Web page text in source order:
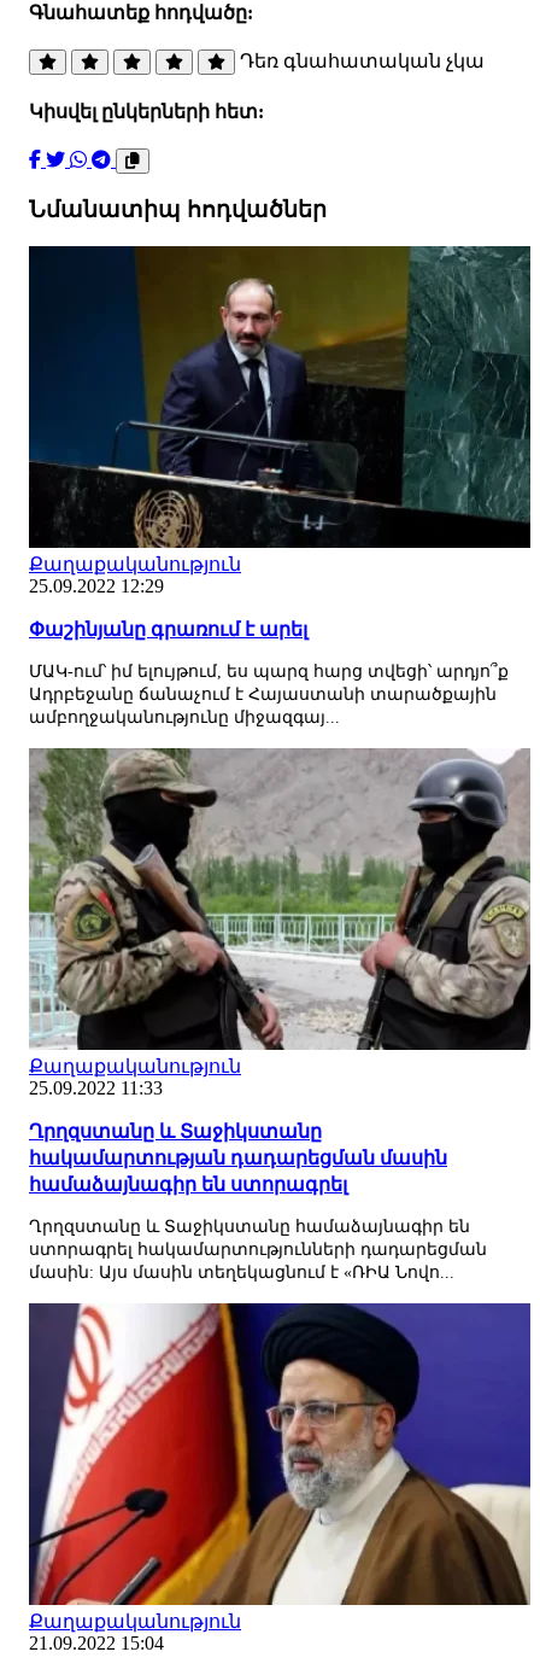
Գնահատեք հոդվածը:
Դեռ գնահատական չկա
Կիսվել ընկերների հետ:
Նմանատիպ հոդվածներ
Քաղաքականություն
25.09.2022 12:29
Փաշինյանը գրառում է արել
ՄԱԿ-ում՝ իմ ելույթում, ես պարզ հարց տվեցի՝ արդյո՞ք
Ադրբեջանը ճանաչում է Հայաստանի տարածքային
ամբողջականությունը միջազգայ...
Քաղաքականություն
25.09.2022 11:33
Ղրղզստանը և Տաջիկստանը
հակամարտության դադարեցման մասին
համաձայնագիր են ստորագրել
Ղրղզստանը և Տաջիկստանը համաձայնագիր են
ստորագրել հակամարտությունների դադարեցման
մասին: Այս մասին տեղեկացնում է «ՌԻԱ Նովո...
Քաղաքականություն
21.09.2022 15:04